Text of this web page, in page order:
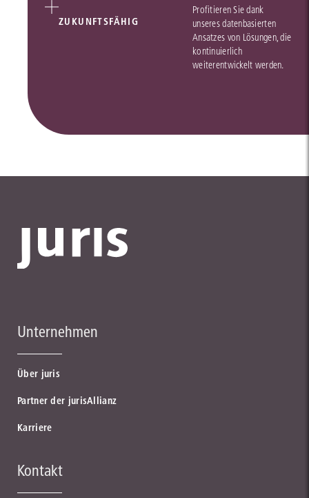
ZUKUNFTSFÄHIG
Profitieren Sie dank
unseres datenbasierten
Ansatzes von Lösungen, die
kontinuierlich
weiterentwickelt werden.
Unternehmen
Über juris
Partner der jurisAllianz
Karriere
Kontakt